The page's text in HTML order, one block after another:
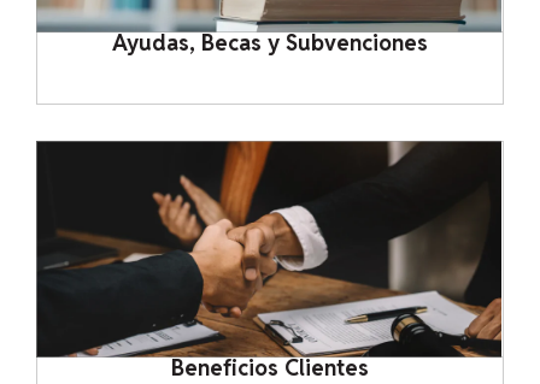
Ayudas, Becas y Subvenciones
Beneficios Clientes